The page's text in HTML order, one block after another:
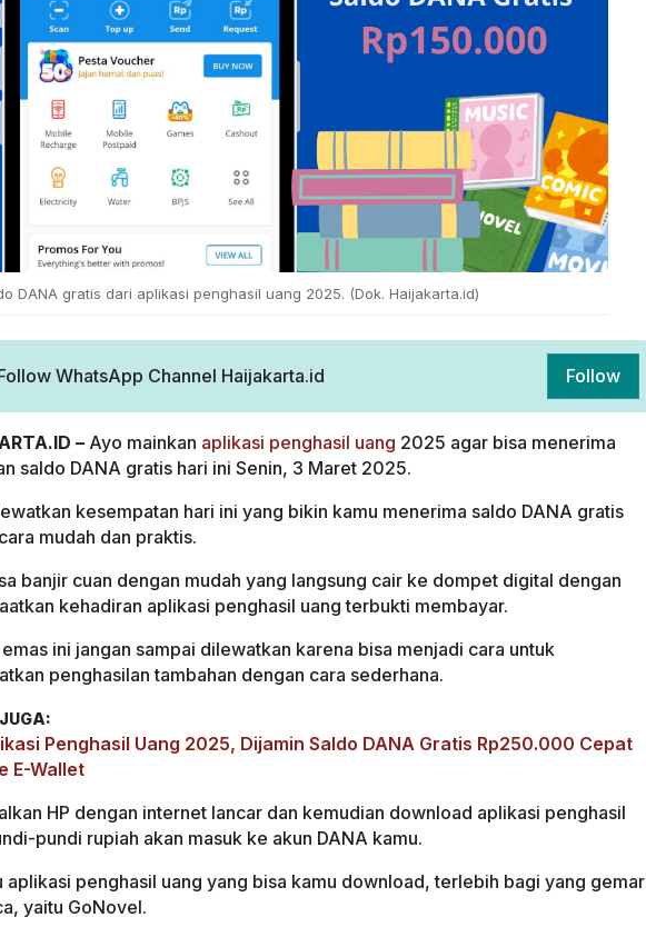
DANA gratis dari aplikasi penghasil uang 2025. (Dok. Haijakarta.id)
WhatsApp Channel Haijakarta.id Follow
– Ayo mainkan aplikasi penghasil uang 2025 agar bisa menerima
saldo DANA gratis hari ini Senin, 3 Maret 2025.
kesempatan hari ini yang bikin kamu menerima saldo DANA gratis
mudah dan praktis.
banjir cuan dengan mudah yang langsung cair ke dompet digital dengan
kehadiran aplikasi penghasil uang terbukti membayar.
ini jangan sampai dilewatkan karena bisa menjadi cara untuk
penghasilan tambahan dengan cara sederhana.
Penghasil Uang 2025, Dijamin Saldo DANA Gratis Rp250.000 Cepat
E-Wallet
HP dengan internet lancar dan kemudian download aplikasi penghasil
pundi rupiah akan masuk ke akun DANA kamu.
aplikasi penghasil uang yang bisa kamu download, terlebih bagi yang gemar
yaitu GoNovel.